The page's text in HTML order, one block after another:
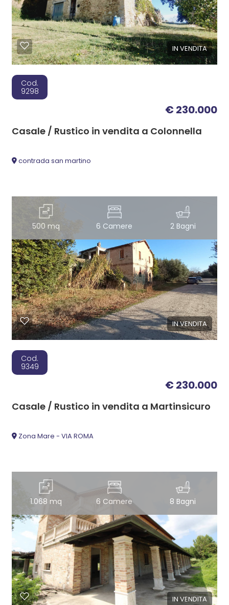
IN VENDITA
Cod.
9298
€ 230.000
Casale / Rustico in vendita a Colonnella
contrada san martino
500 mq 6 Camere 2 Bagni
IN VENDITA
Cod.
9349
€ 230.000
Casale / Rustico in vendita a Martinsicuro
Zona Mare - VIA ROMA
1.068 mq 6 Camere 8 Bagni
IN VENDITA